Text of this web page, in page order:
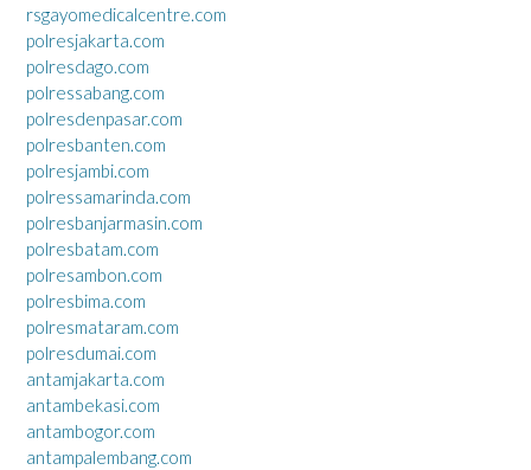
rsgayomedicalcentre.com
polresjakarta.com
polresdago.com
polressabang.com
polresdenpasar.com
polresbanten.com
polresjambi.com
polressamarinda.com
polresbanjarmasin.com
polresbatam.com
polresambon.com
polresbima.com
polresmataram.com
polresdumai.com
antamjakarta.com
antambekasi.com
antambogor.com
antampalembang.com